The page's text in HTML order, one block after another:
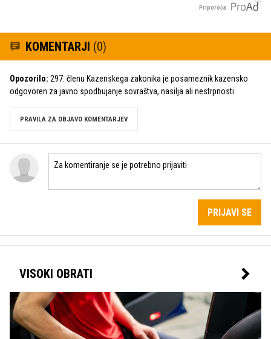
Priporoča
KOMENTARJI (0)
Opozorilo: 297. členu Kazenskega zakonika je posameznik kazensko
odgovoren za javno spodbujanje sovraštva, nasilja ali nestrpnosti.
PRAVILA ZA OBJAVO KOMENTARJEV
PRIJAVI SE
VISOKI OBRATI